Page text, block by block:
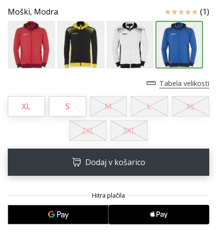
članke
Moški, Modra Ocena izdelka
(1)
Tabela velikosti
XL S M L XL
2XL 3XL
Dodaj v košarico